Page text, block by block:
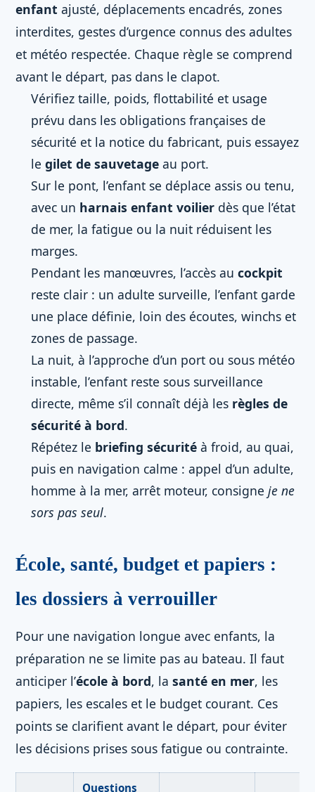
enfant ajusté, déplacements encadrés, zones
interdites, gestes d’urgence connus des adultes
et météo respectée. Chaque règle se comprend
avant le départ, pas dans le clapot.
Vérifiez taille, poids, flottabilité et usage
prévu dans les obligations françaises de
sécurité et la notice du fabricant, puis essayez
le gilet de sauvetage au port.
Sur le pont, l’enfant se déplace assis ou tenu,
avec un harnais enfant voilier dès que l’état
de mer, la fatigue ou la nuit réduisent les
marges.
Pendant les manœuvres, l’accès au cockpit
reste clair : un adulte surveille, l’enfant garde
une place définie, loin des écoutes, winchs et
zones de passage.
La nuit, à l’approche d’un port ou sous météo
instable, l’enfant reste sous surveillance
directe, même s’il connaît déjà les règles de
sécurité à bord.
Répétez le briefing sécurité à froid, au quai,
puis en navigation calme : appel d’un adulte,
homme à la mer, arrêt moteur, consigne je ne
sors pas seul.
École, santé, budget et papiers :
les dossiers à verrouiller
Pour une navigation longue avec enfants, la
préparation ne se limite pas au bateau. Il faut
anticiper l’école à bord, la santé en mer, les
papiers, les escales et le budget courant. Ces
points se clarifient avant le départ, pour éviter
les décisions prises sous fatigue ou contrainte.
Questions